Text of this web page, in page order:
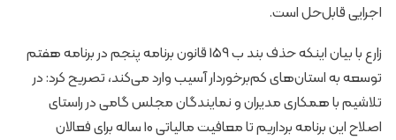
اجرایی قابل‌حل است.
زارع با بیان اینکه حذف بند ب 159 قانون برنامه پنجم در برنامه هفتم
توسعه به استان‌های کم‌برخوردار آسیب وارد می‌کند، تصریح کرد: در
تلاشیم با همکاری مدیران و نمایندگان مجلس گامی در راستای
اصلاح این برنامه برداریم تا معافیت مالیاتی 10 ساله برای فعالان